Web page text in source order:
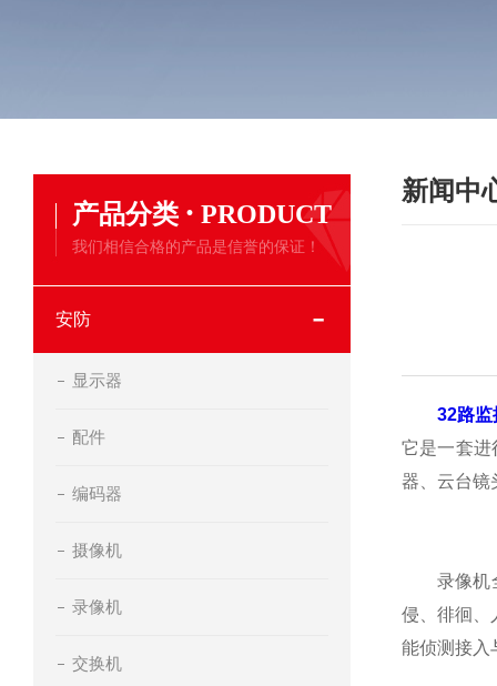
产品分类 · PRODUCT
我们相信合格的产品是信誉的保证！
安防
显示器
配件
编码器
摄像机
录像机
交换机
新闻中
32路监
它是一套
器、云台镜
录像机全
侵、徘徊、
能侦测接入